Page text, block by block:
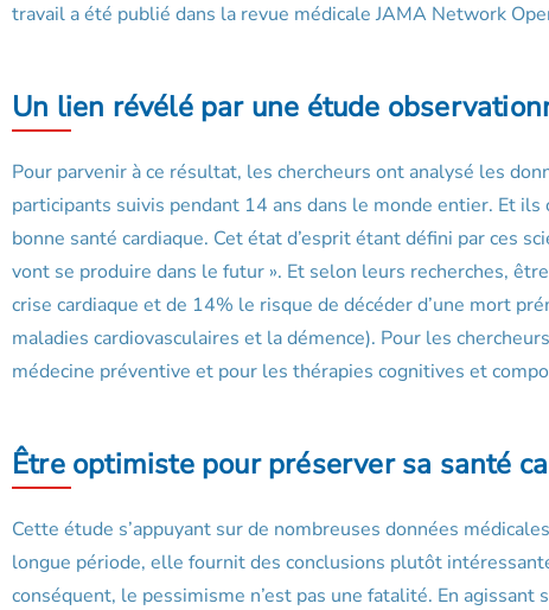
travail a été publié dans la revue médicale JAMA Network
Un lien révélé par une étude
Pour parvenir à ce résultat, les chercheurs ont analysé les
participants suivis pendant 14 ans dans le monde entier. Et
bonne santé cardiaque. Cet état d’esprit étant défini par ces
vont se produire dans le futur ». Et selon leurs recherches,
crise cardiaque et de 14% le risque de décéder d’une mort
maladies cardiovasculaires et la démence). Pour les
médecine préventive et pour les thérapies cognitives et
Être optimiste pour préserver sa santé
Cette étude s’appuyant sur de nombreuses données
longue période, elle fournit des conclusions plutôt
conséquent, le pessimisme n’est pas une fatalité. En